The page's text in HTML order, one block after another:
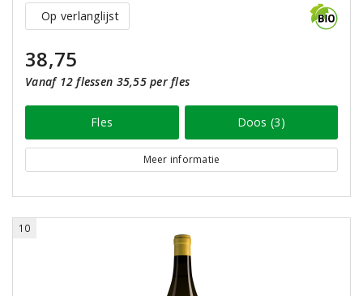
Op verlanglijst
38,75
Vanaf 12 flessen 35,55 per fles
Fles Doos (3)
Meer informatie
10